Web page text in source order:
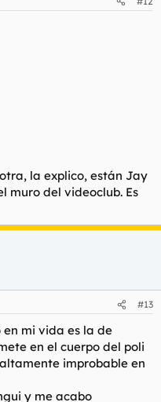
la explico, están Jay
muro del videoclub. Es
#13
mi vida es la de
en el cuerpo del poli
improbable en
y me acabo